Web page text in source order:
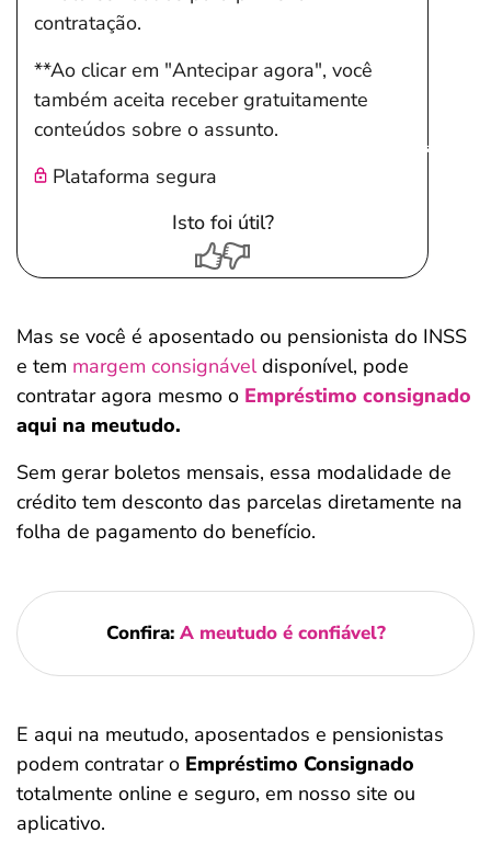
Salvar Ferramenta
contratação.
**Ao clicar em "Antecipar agora", você
também aceita receber gratuitamente
conteúdos sobre o assunto.
Plataforma segura
Isto foi útil?
Mas se você é aposentado ou pensionista do INSS
e tem margem consignáveldisponível, pode
contratar agora mesmo o Empréstimo consignado
aqui na meutudo.
Sem gerar boletos mensais, essa modalidade de
crédito tem desconto das parcelas diretamente na
folha de pagamento do benefício.
Confira: A meutudo é confiável?
E aqui na meutudo, aposentados e pensionistas
podem contratar o Empréstimo Consignado
totalmente online e seguro, em nosso site ou
aplicativo.
Salvar Ferramenta